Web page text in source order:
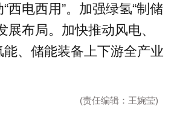
西电西用”。加强绿氢“制储
展布局。加快推动风电、
、储能装备上下游全产业
(责任编辑：王婉莹)